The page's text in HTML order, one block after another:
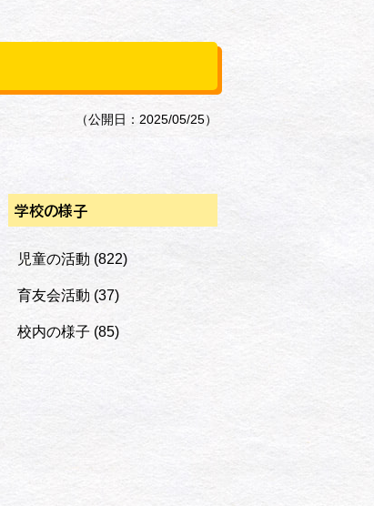
（公開日：2025/05/25）
学校の様子
児童の活動 (822)
育友会活動 (37)
校内の様子 (85)